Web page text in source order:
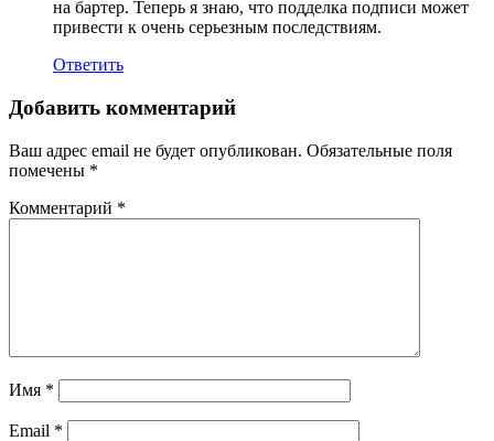
на бартер. Теперь я знаю, что подделка подписи может
привести к очень серьезным последствиям.
Ответить
Добавить комментарий
Ваш адрес email не будет опубликован. Обязательные поля
помечены *
Комментарий *
Имя *
Email *